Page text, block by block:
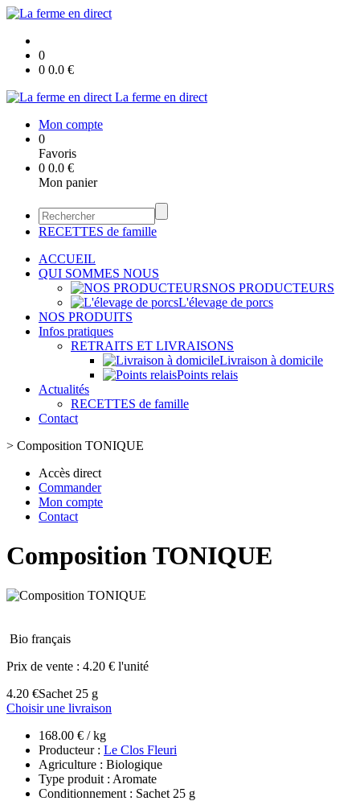
0
0 0.0 €
La ferme en direct
Mon compte
0
Favoris
0 0.0 €
Mon panier
RECETTES de famille
ACCUEIL
QUI SOMMES NOUS
NOS PRODUCTEURS
L'élevage de porcs
NOS PRODUITS
Infos pratiques
RETRAITS ET LIVRAISONS
Livraison à domicile
Points relais
Actualités
RECETTES de famille
Contact
> Composition TONIQUE
Accès direct
Commander
Mon compte
Contact
Composition TONIQUE
Bio français
Prix de vente : 4.20 € l'unité
4.20 €Sachet 25 g
Choisir une livraison
168.00 € / kg
Producteur : Le Clos Fleuri
Agriculture : Biologique
Type produit : Aromate
Conditionnement : Sachet 25 g